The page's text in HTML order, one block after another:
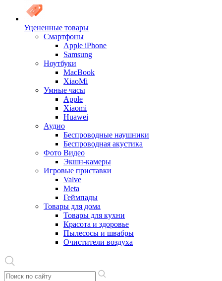
Уцененные товары
Cмартфоны
Apple iPhone
Samsung
Ноутбуки
MacBook
XiaoMi
Умные часы
Apple
Xiaomi
Huawei
Аудио
Беспроводные наушники
Беспроводная акустика
Фото Видео
Экшн-камеры
Игровые приставки
Valve
Meta
Геймпады
Товары для дома
Товары для кухни
Красота и здоровье
Пылесосы и швабры
Очистители воздуха